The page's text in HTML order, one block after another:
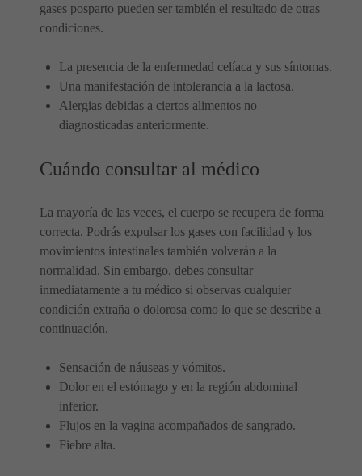
gases posparto pueden ser también el resultado de otras
condiciones.
La presencia de la enfermedad celíaca y sus síntomas.
Una manifestación de intolerancia a la lactosa.
Alergias debidas a ciertos alimentos no
diagnosticadas anteriormente.
Cuándo consultar al médico
La mayoría de las veces, el cuerpo se recupera de forma
correcta. Podrás expulsar los gases con facilidad y los
movimientos intestinales también volverán a la
normalidad. Sin embargo, debes consultar
inmediatamente a tu médico si observas cualquier
condición extraña o dolorosa como lo que se describe a
continuación.
Sensación de náuseas y vómitos.
Dolor en el estómago y en la región abdominal
inferior.
Flujos en la vagina acompañados de sangrado.
Fiebre alta.